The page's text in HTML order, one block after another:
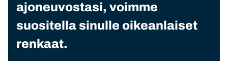
ajoneuvostasi, voimme
suositella sinulle oikeanlaiset
renkaat.